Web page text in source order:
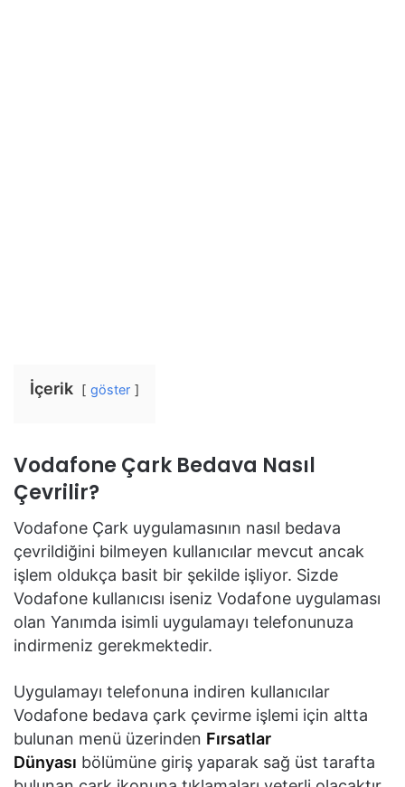
İçerik göster
Vodafone Çark Bedava Nasıl
Çevrilir?
Vodafone Çark uygulamasının nasıl bedava
çevrildiğini bilmeyen kullanıcılar mevcut ancak
işlem oldukça basit bir şekilde işliyor. Sizde
Vodafone kullanıcısı iseniz Vodafone uygulaması
olan Yanımda isimli uygulamayı telefonunuza
indirmeniz gerekmektedir.
Uygulamayı telefonuna indiren kullanıcılar
Vodafone bedava çark çevirme işlemi için altta
bulunan menü üzerinden Fırsatlar
Dünyası bölümüne giriş yaparak sağ üst tarafta